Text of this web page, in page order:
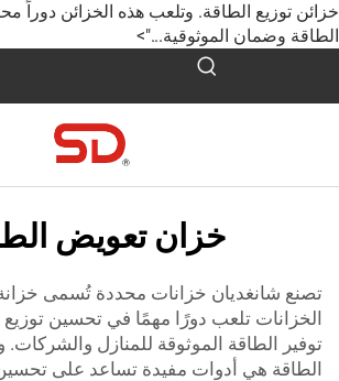
توزيع الطاقة. وتلعب هذه الخزائن دوراً
وضمان الموثوقية...">
خزان تعويض
تصنع شانغديان خزانات محددة تُسمى
الخزانات تلعب دورًا مهمًا في تحسين
توفير الطاقة الموثوقة للمنازل
الطاقة هي أدوات مفيدة تساعد على